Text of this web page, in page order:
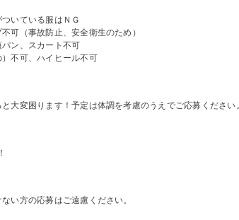
いている服はＮＧ
可（事故防止、安全衛生のため）
ン、スカート不可
不可、ハイヒール不可
と大変困ります！予定は体調を考慮のうえでご応募ください
い方の応募はご遠慮ください。